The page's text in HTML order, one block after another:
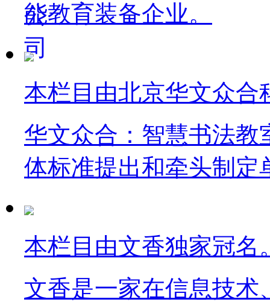
能教育装备企业。
本栏目由北京华文众合
华文众合：智慧书法教
体标准提出和牵头制定
本栏目由文香独家冠名
文香是一家在信息技术